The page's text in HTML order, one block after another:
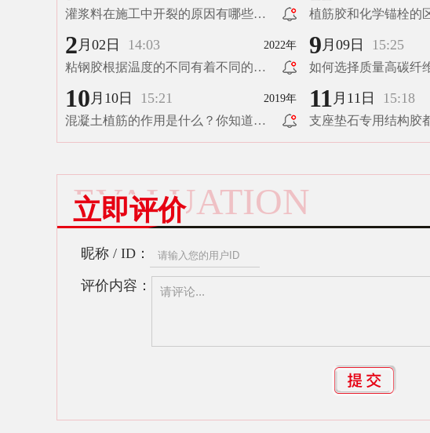
灌浆料在施工中开裂的原因有哪些？
植筋胶和化学锚栓的
2 月02日 14:03 2022年
粘钢胶根据温度的不同有着不同的使
9 月09日 15:25
如何选择质量高碳纤
10 月10日 15:21 2019年
混凝土植筋的作用是什么？你知道
吗？
11 月11日 15:18
支座垫石专用结构胶
呢？
立即评价
EVALUATION
昵称 / ID：
评价内容：